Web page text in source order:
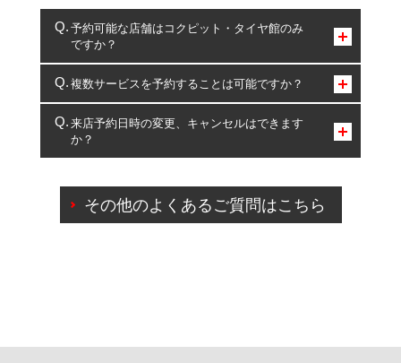
予約可能な店舗はコクピット・タイヤ館のみ
ですか？
コクピット・タイヤ館のみとなります。
複数サービスを予約することは可能ですか？
複数サービスのご予約は可能です。
一部の商品・サービスの組み合わせに限り、同時にご予約が
出来ないものもございます。
来店予約日時の変更、キャンセルはできます
か？
ご来店予約日の3営業日前を過ぎている場合のご予約
の日時変更につきましては、直接ご予約の店舗まで
その他のよくあるご質問はこちら